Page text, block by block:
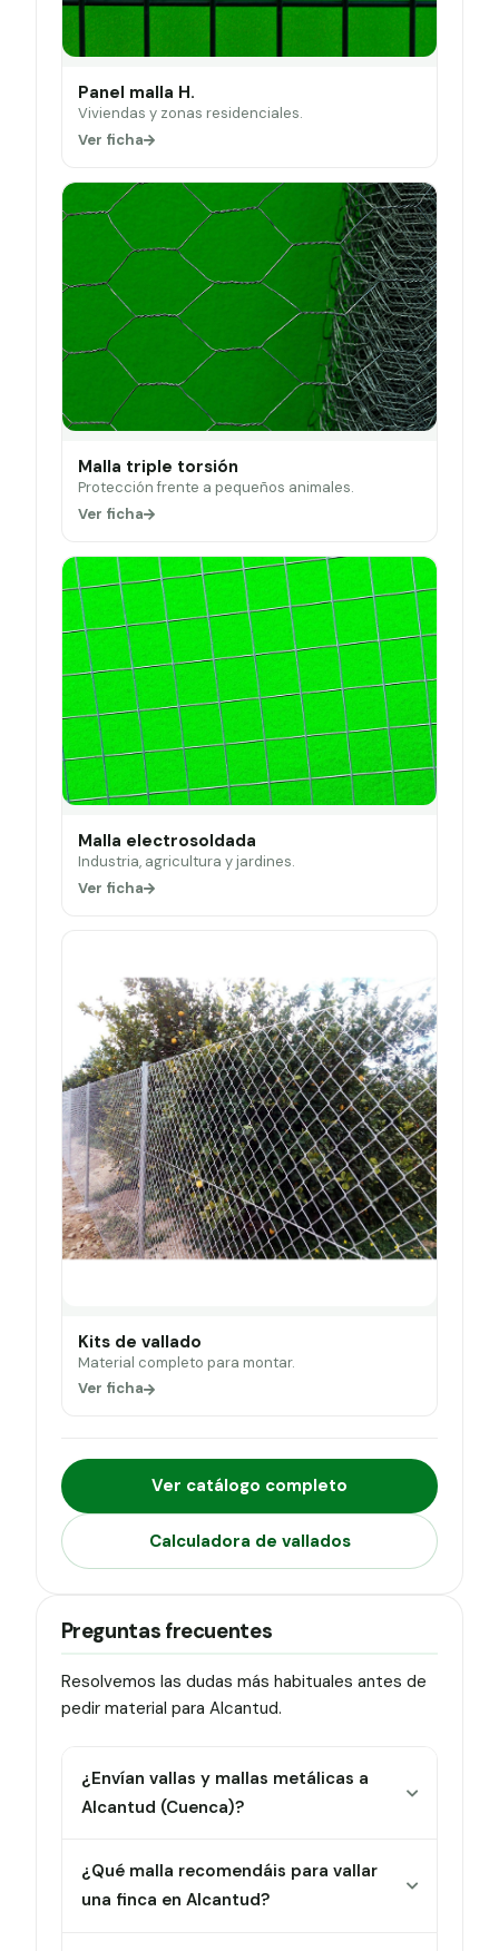
Panel malla H.
Viviendas y zonas residenciales.
Ver ficha
Malla triple torsión
Protección frente a pequeños animales.
Ver ficha
Malla electrosoldada
Industria, agricultura y jardines.
Ver ficha
Kits de vallado
Material completo para montar.
Ver ficha
Ver catálogo completo
Calculadora de vallados
Preguntas frecuentes
Resolvemos las dudas más habituales antes de
pedir material para Alcantud.
¿Envían vallas y mallas metálicas a
Alcantud (Cuenca)?
¿Qué malla recomendáis para vallar
una finca en Alcantud?